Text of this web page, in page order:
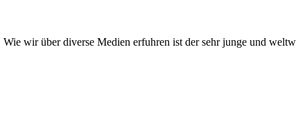
wir über diverse Medien erfuhren ist der sehr junge und